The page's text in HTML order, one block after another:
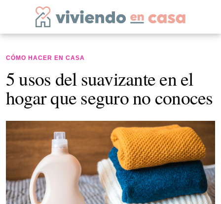
CÓMO HACER EN CASA
5 usos del suavizante en el
hogar que seguro no conoces